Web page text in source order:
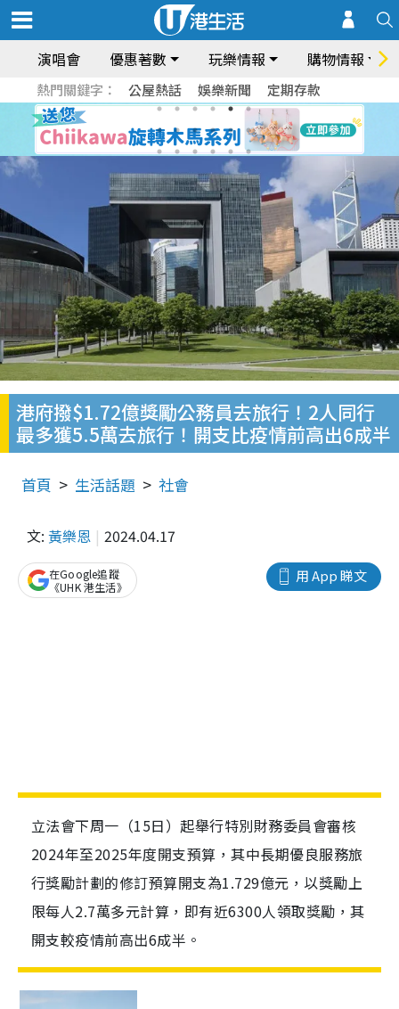
演唱會 優惠著數 玩樂情報 購物情報
熱門關鍵字： 公屋熱話 娛樂新聞 定期存款
港府撥$1.72億獎勵公務員去旅行！2人同行
最多獲5.5萬去旅行！開支比疫情前高出6成半
首頁 生活話題 社會
文: 黃樂恩 2024.04.17
用 App 睇文
在Google追蹤
《UHK 港生活》
立法會下周一（15日）起舉行特別財務委員會審核
2024年至2025年度開支預算，其中長期優良服務旅
行獎勵計劃的修訂預算開支為1.729億元，以獎勵上
限每人2.7萬多元計算，即有近6300人領取獎勵，其
開支較疫情前高出6成半。